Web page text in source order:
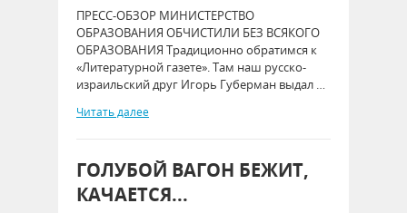
ПРЕСС-ОБЗОР МИНИСТЕРСТВО
ОБРАЗОВАНИЯ ОБЧИСТИЛИ БЕЗ ВСЯКОГО
ОБРАЗОВАНИЯ Традиционно обратимся к
«Литературной газете». Там наш русско-
израильский друг Игорь Губерман выдал …
Читать далее
ГОЛУБОЙ ВАГОН БЕЖИТ,
КАЧАЕТСЯ...